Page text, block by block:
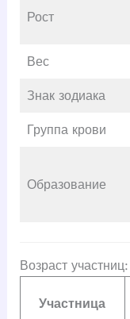
Рост
Вес
Знак зодиака
Группа крови
Образование
Возраст
Участница